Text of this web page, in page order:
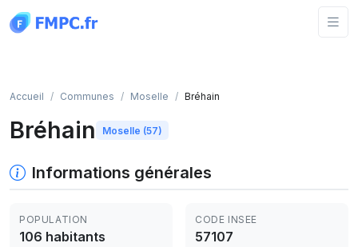
Accueil Communes Moselle Bréhain
Bréhain Moselle (57)
Informations générales
POPULATION
106 habitants
CODE INSEE
57107
Panneau de gestion des cookies